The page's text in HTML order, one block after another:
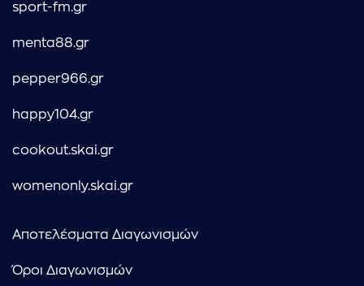
sport-fm.gr
menta88.gr
pepper966.gr
happy104.gr
cookout.skai.gr
womenonly.skai.gr
Αποτελέσματα Διαγωνισμών
Όροι Διαγωνισμών